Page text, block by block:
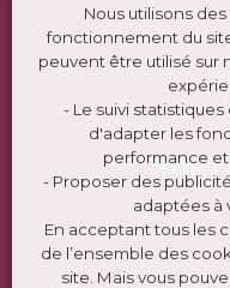
Nous utilisons
fonctionnement du
peuvent être utilisé sur
- Le suivi
d'adapter les
performance et
- Proposer des
adaptées à
En acceptant tous les
de l’ensemble des
site. Mais vous